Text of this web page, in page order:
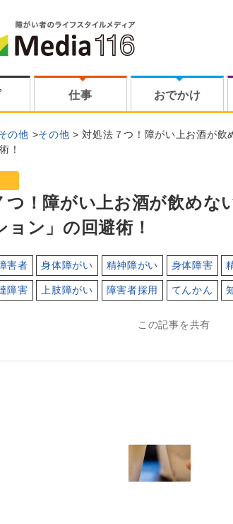
仕事 おでかけ
の他 その他
対処法７つ！障がい上お酒が飲
！
つ！障がい上お酒が飲めな
ョン」の回避術！
害者 身体障がい 精神障がい 身体障害
障害 上肢障がい 障害者採用 てんかん
この記事を共有